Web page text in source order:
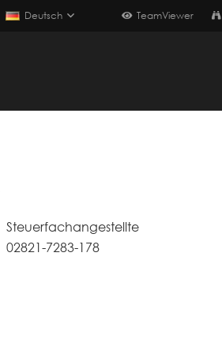
Deutsch TeamViewer
Steuerfachangestellte
02821-7283-178